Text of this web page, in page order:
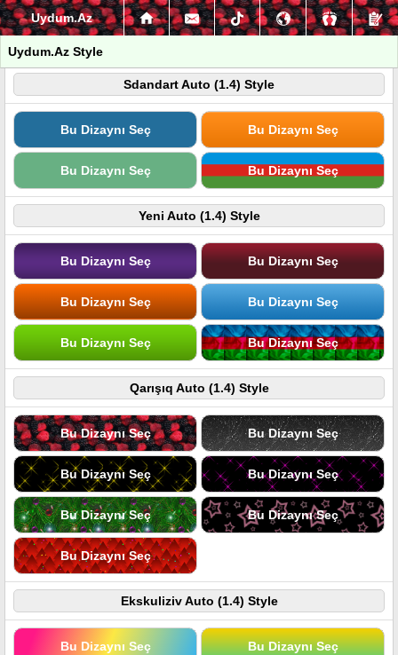
Uydum.Az
Uydum.Az Style
Sdandart Auto (1.4) Style
Bu Dizaynı Seç Bu Dizaynı Seç
Bu Dizaynı Seç Bu Dizaynı Seç
Yeni Auto (1.4) Style
Bu Dizaynı Seç Bu Dizaynı Seç
Bu Dizaynı Seç Bu Dizaynı Seç
Bu Dizaynı Seç Bu Dizaynı Seç
Qarışıq Auto (1.4) Style
Bu Dizaynı Seç Bu Dizaynı Seç
Bu Dizaynı Seç Bu Dizaynı Seç
Bu Dizaynı Seç Bu Dizaynı Seç
Bu Dizaynı Seç
Ekskuliziv Auto (1.4) Style
Bu Dizaynı Seç Bu Dizaynı Seç